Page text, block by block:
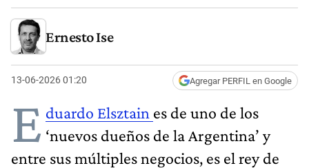
Ernesto Ise
13-06-2026 01:20 Agregar PERFIL en Google
E duardo Elsztain es de uno de los
‘nuevos dueños de la Argentina’ y
entre sus múltiples negocios, es el rey de